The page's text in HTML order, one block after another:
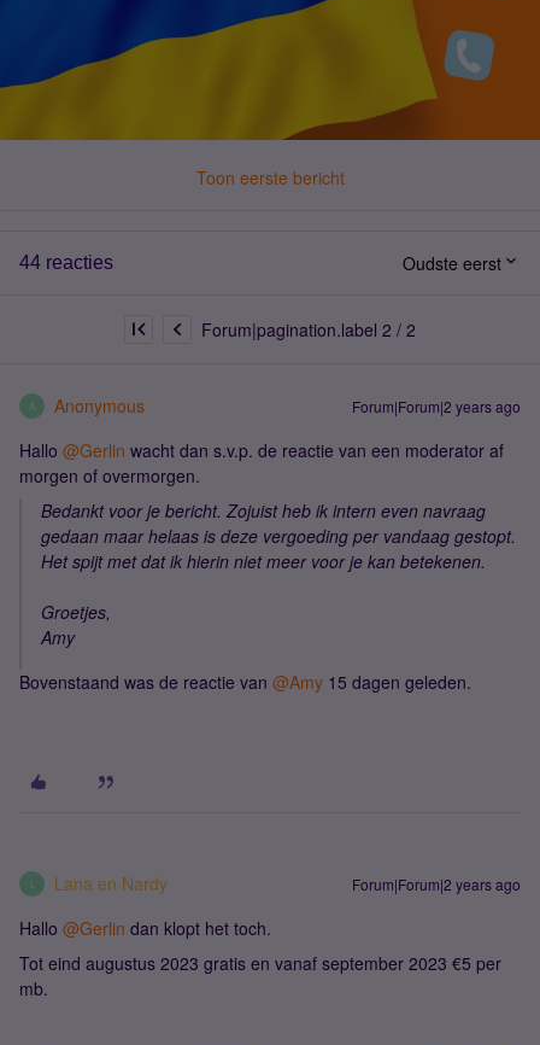
Toon eerste bericht
44 reacties Oudste eerst
Forum|pagination.label 2 / 2
A Anonymous Forum|Forum|2 years ago
Hallo @Gerlin wacht dan s.v.p. de reactie van een moderator af
morgen of overmorgen.
Bedankt voor je bericht. Zojuist heb ik intern even navraag
gedaan maar helaas is deze vergoeding per vandaag gestopt.
Het spijt met dat ik hierin niet meer voor je kan betekenen.
Groetjes,
Amy
Bovenstaand was de reactie van @Amy 15 dagen geleden.
Lana en Nardy Forum|Forum|2 years ago
Hallo @Gerlin dan klopt het toch.
Tot eind augustus 2023 gratis en vanaf september 2023 €5 per
mb.